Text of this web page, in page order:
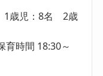
1歳児：8名 2歳
育時間 18:30～